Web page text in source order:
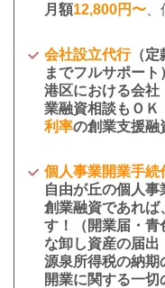
月額12,800円〜
会社設立代行（定
までフルサポート
港区における会社
業融資相談もＯＫ
利率の創業支援融
個人事業開業手続
自由が丘の個人事
創業融資であれば
す！（開業届・青
な卸し資産の届出
源泉所得税の納期
開業に関する一